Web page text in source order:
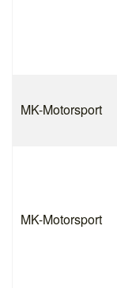
MK-Motorsport
MK-Motorsport